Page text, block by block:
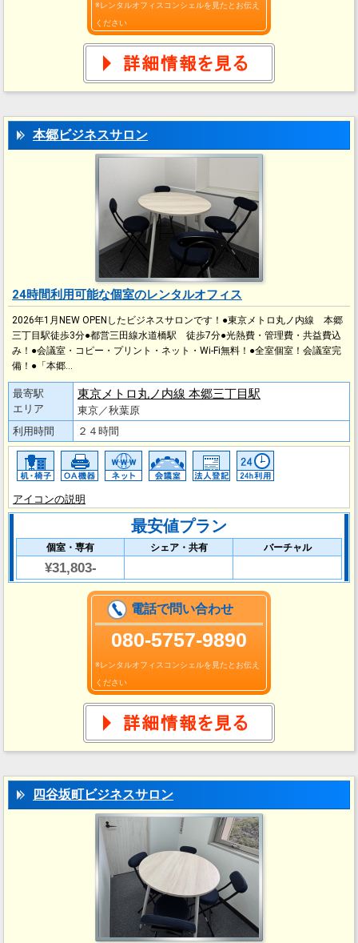
※レンタルオフィスコンシェルを見たとお伝え
ください
本郷ビジネスサロン
24時間利用可能な個室のレンタルオフィス
2026年1月NEW OPENしたビジネスサロンです！●東京メトロ丸ノ内線 本郷
三丁目駅徒歩3分●都営三田線水道橋駅 徒歩7分●光熱費・管理費・共益費込
み！●会議室・コピー・プリント・ネット・Wi-Fi無料！●全室個室！会議室完
備！●「本郷…
最寄駅
エリア
東京メトロ丸ノ内線 本郷三丁目駅
東京／秋葉原
利用時間
２４時間
アイコンの説明
最安値プラン
個室・専有 シェア・共有 バーチャル
¥31,803-
電話で問い合わせ
080-5757-9890
※レンタルオフィスコンシェルを見たとお伝え
ください
四谷坂町ビジネスサロン